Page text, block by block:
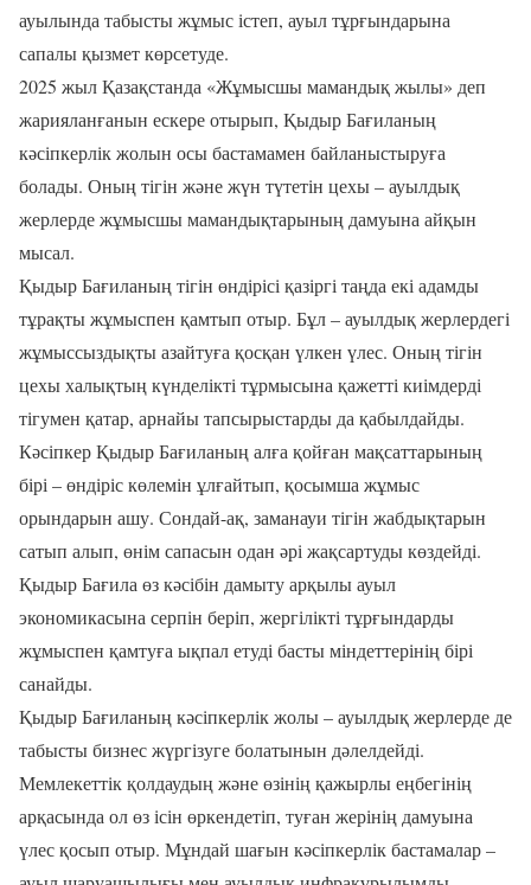
ауылында табысты жұмыс істеп, ауыл тұрғындарына
сапалы қызмет көрсетуде.
2025 жыл Қазақстанда «Жұмысшы мамандық жылы» деп
жарияланғанын ескере отырып, Қыдыр Бағиланың
кәсіпкерлік жолын осы бастамамен байланыстыруға
болады. Оның тігін және жүн түтетін цехы – ауылдық
жерлерде жұмысшы мамандықтарының дамуына айқын
мысал.
Қыдыр Бағиланың тігін өндірісі қазіргі таңда екі адамды
тұрақты жұмыспен қамтып отыр. Бұл – ауылдық жерлердегі
жұмыссыздықты азайтуға қосқан үлкен үлес. Оның тігін
цехы халықтың күнделікті тұрмысына қажетті киімдерді
тігумен қатар, арнайы тапсырыстарды да қабылдайды.
Кәсіпкер Қыдыр Бағиланың алға қойған мақсаттарының
бірі – өндіріс көлемін ұлғайтып, қосымша жұмыс
орындарын ашу. Сондай-ақ, заманауи тігін жабдықтарын
сатып алып, өнім сапасын одан әрі жақсартуды көздейді.
Қыдыр Бағила өз кәсібін дамыту арқылы ауыл
экономикасына серпін беріп, жергілікті тұрғындарды
жұмыспен қамтуға ықпал етуді басты міндеттерінің бірі
санайды.
Қыдыр Бағиланың кәсіпкерлік жолы – ауылдық жерлерде де
табысты бизнес жүргізуге болатынын дәлелдейді.
Мемлекеттік қолдаудың және өзінің қажырлы еңбегінің
арқасында ол өз ісін өркендетіп, туған жерінің дамуына
үлес қосып отыр. Мұндай шағын кәсіпкерлік бастамалар –